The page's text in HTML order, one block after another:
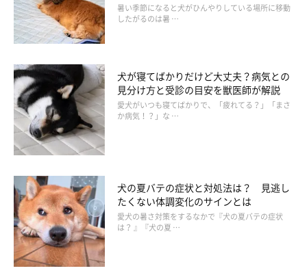
暑い季節になると犬がひんやりしている場所に移動
したがるのは暑 …
犬が寝てばかりだけど大丈夫？病気との
見分け方と受診の目安を獣医師が解説
愛犬がいつも寝てばかりで、「疲れてる？」「まさ
か病気！？」な …
犬の夏バテの症状と対処法は？ 見逃し
たくない体調変化のサインとは
愛犬の暑さ対策をするなかで『犬の夏バテの症状
は？ 』『犬の夏 …